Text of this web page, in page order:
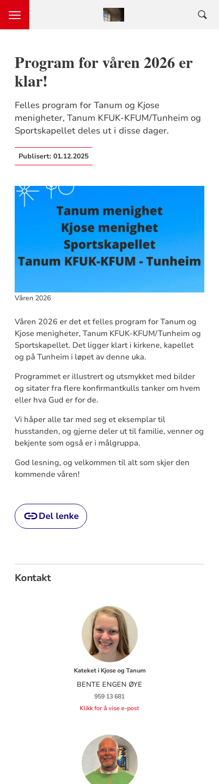
Program for våren 2026 er
klar!
Felles program for Tanum og Kjose
menigheter, Tanum KFUK-KFUM/Tunheim og
Sportskapellet deles ut i disse dager.
Publisert: 01.12.2025
Våren 2026
Våren 2026 er det et felles program for Tanum og
Kjose menigheter, Tanum KFUK-KFUM/Tunheim og
Sportskapellet. Det ligger klart i kirkene, kapellet
og på Tunheim i løpet av denne uka.
Programmet er illustrert og utsmykket med bilder
og sitater fra flere konfirmantkulls tanker om hvem
eller hva Gud er for de.
Vi håper alle tar med seg et eksemplar til
husstanden, og gjerne deler ut til familie, venner og
bekjente som også er i målgruppa.
God lesning, og velkommen til alt som skjer den
kommende våren!
Del lenke
Kontakt
Kateket i Kjose og Tanum
BENTE ENGEN ØYE
959 13 681
Klikk for å vise e-post